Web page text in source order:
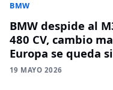
BMW
BMW despide al
480 CV, cambio
Europa se queda
19 MAYO 2026